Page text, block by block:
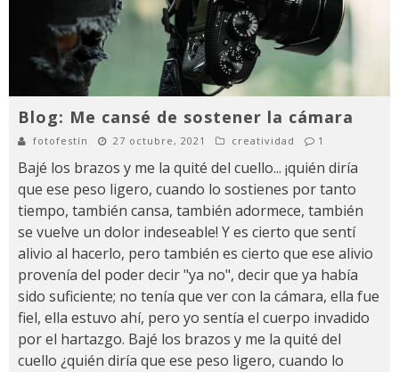
Blog: Me cansé de sostener la cámara
fotofestín 27 octubre, 2021 creatividad 1
Bajé los brazos y me la quité del cuello... ¡quién diría
que ese peso ligero, cuando lo sostienes por tanto
tiempo, también cansa, también adormece, también
se vuelve un dolor indeseable! Y es cierto que sentí
alivio al hacerlo, pero también es cierto que ese alivio
provenía del poder decir "ya no", decir que ya había
sido suficiente; no tenía que ver con la cámara, ella fue
fiel, ella estuvo ahí, pero yo sentía el cuerpo invadido
por el hartazgo. Bajé los brazos y me la quité del
cuello ¿quién diría que ese peso ligero, cuando lo